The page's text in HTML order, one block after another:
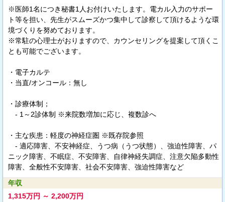
※医師1名につき秘書1人お付けいたします。電カル入力のサポー
ト等を担い、先生がスムーズかつ集中して診察して頂けるような環
境づくりを努めております。
※常駐の心理士がおりますので、カウンセリングを提案して頂くこ
とも可能でございます。
・電子カルテ
・当直/オンコール：無し
・診療体制；
- 1～2診体制 ※来院数増加に応じ、複数診へ
・主な疾患：軽度の神経症圏 ※既存院参照
- 適応障害、不安神経症、うつ病（うつ状態）、強迫性障害、パ
ニック障害、不眠症、不安障害、自律神経失調症、注意欠陥多動性
障害、全般性不安障害、社会不安障害、強迫性障害など
年収
1,315万円 ～ 2,200万円